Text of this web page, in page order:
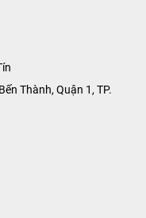
Thành, Quận 1, TP.